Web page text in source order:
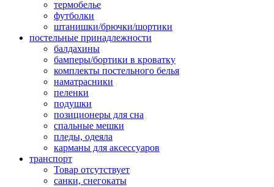
термобелье
футболки
штанишки/брючки/шортики
постельные принадлежности
балдахины
бамперы/бортики в кроватку
комплекты постельного белья
наматрасники
пеленки
подушки
позиционеры для сна
спальные мешки
пледы, одеяла
карманы для аксеcсуаров
транспорт
Товар отсутствует
санки, снегокаты